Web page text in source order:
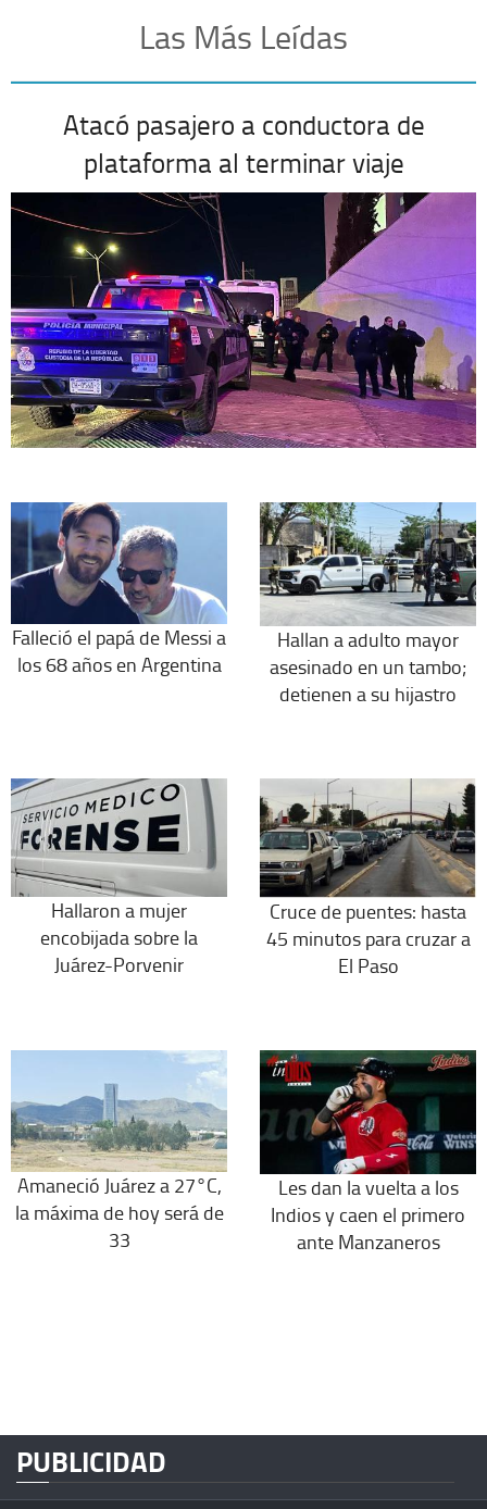
Las Más Leídas
Atacó pasajero a conductora de
plataforma al terminar viaje
Falleció el papá de Messi a
los 68 años en Argentina
Hallan a adulto mayor
asesinado en un tambo;
detienen a su hijastro
Hallaron a mujer
encobijada sobre la
Juárez-Porvenir
Cruce de puentes: hasta
45 minutos para cruzar a
El Paso
Amaneció Juárez a 27°C,
la máxima de hoy será de
33
Les dan la vuelta a los
Indios y caen el primero
ante Manzaneros
PUBLICIDAD